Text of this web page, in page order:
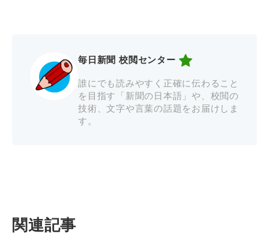
毎日新聞 校閲センター
誰にでも読みやすく正確に伝わること
を目指す「新聞の日本語」や、校閲の
技術、文字や言葉の話題をお届けしま
す。
関連記事